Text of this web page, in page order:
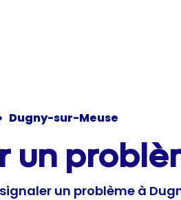
Dugny-sur-Meuse
un
un problème à